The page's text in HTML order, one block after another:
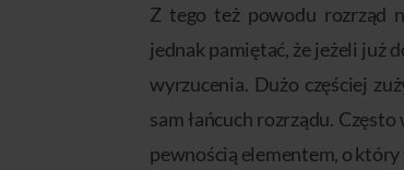
Z tego też powodu rozrząd
jednak pamiętać, że jeżeli już
wyrzucenia. Dużo częściej
sam łańcuch rozrządu.
pewnością elementem, o